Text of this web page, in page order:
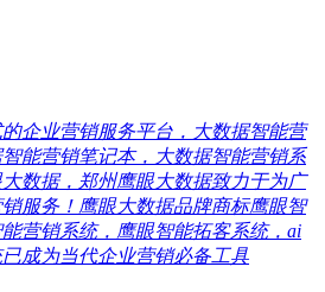
企业营销服务平台，大数据智能营
能营销笔记本，大数据智能营销系
数据，郑州鹰眼大数据致力于为广
服务！鹰眼大数据品牌商标鹰眼智
营销系统，鹰眼智能拓客系统，ai
成为当代企业营销必备工具